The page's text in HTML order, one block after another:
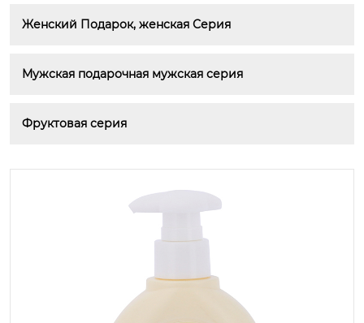
Женский Подарок, женская Серия
Мужская подарочная мужская серия
Фруктовая серия